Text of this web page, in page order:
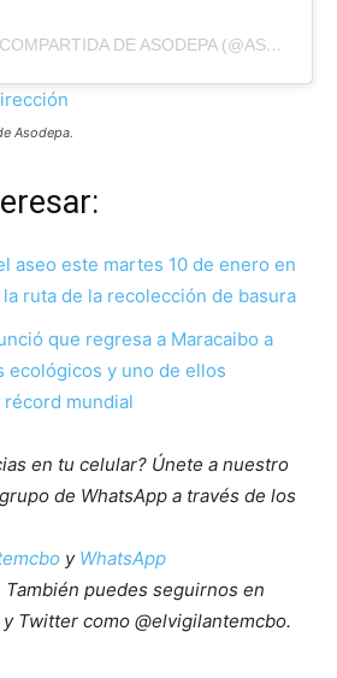
UNA PUBLICACIÓN COMPARTIDA DE ASODEPA (@ASODEPA)
Asodepa.
aseo este martes 10 de enero en
ruta de la recolección de basura
que regresa a Maracaibo a
ecológicos y uno de ellos
mundial
en tu celular? Únete a nuestro
de WhatsApp a través de los
y WhatsApp
También puedes seguirnos en
Twitter como @elvigilantemcbo.